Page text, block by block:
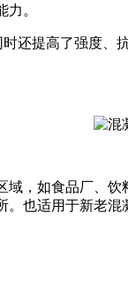
。
还提高了强度
，如食品厂、
也适用于新老